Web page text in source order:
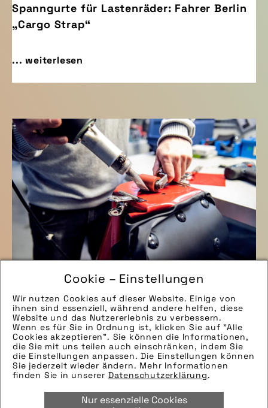
Cookie – Einstellungen
Wir nutzen Cookies auf dieser Website. Einige von
ihnen sind essenziell, während andere helfen, diese
Website und das Nutzererlebnis zu verbessern.
Wenn es für Sie in Ordnung ist, klicken Sie auf "Alle
Cookies akzeptieren". Sie können die Informationen,
die Sie mit uns teilen auch einschränken, indem Sie
die Einstellungen anpassen. Die Einstellungen können
Sie jederzeit wieder ändern. Mehr Informationen
finden Sie in unserer Datenschutzerklärung.
Nur essenzielle Cookies
Spanngurte für Lastenräder: Fahrer Berlin
„Cargo Strap“
... weiterlesen
Ortlieb setzt auf Reparatur statt Neukauf
Taschenspezialist Ortlieb veranstaltet einmal im
Jahr eine „Repairweek“ um auf die
Reparierbarkeit seiner Produkte hinzuweisen.
... weiterlesen